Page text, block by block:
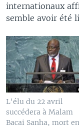
internationaux
semble avoir été
L'élu du 22 avril
succédera à Malam
Bacai Sanha, mort en